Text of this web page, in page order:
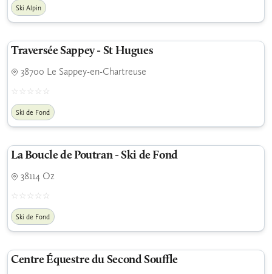
Ski Alpin
Traversée Sappey - St Hugues
38700 Le Sappey-en-Chartreuse
Ski de Fond
La Boucle de Poutran - Ski de Fond
38114 Oz
Ski de Fond
Centre Équestre du Second Souffle